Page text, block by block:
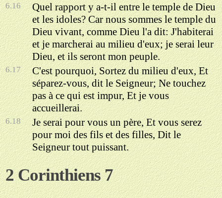
6.16
Quel rapport y a-t-il entre le temple de Dieu
et les idoles? Car nous sommes le temple du
Dieu vivant, comme Dieu l'a dit: J'habiterai
et je marcherai au milieu d'eux; je serai leur
Dieu, et ils seront mon peuple.
6.17
C'est pourquoi, Sortez du milieu d'eux, Et
séparez-vous, dit le Seigneur; Ne touchez
pas à ce qui est impur, Et je vous
accueillerai.
6.18
Je serai pour vous un père, Et vous serez
pour moi des fils et des filles, Dit le
Seigneur tout puissant.
2 Corinthiens 7